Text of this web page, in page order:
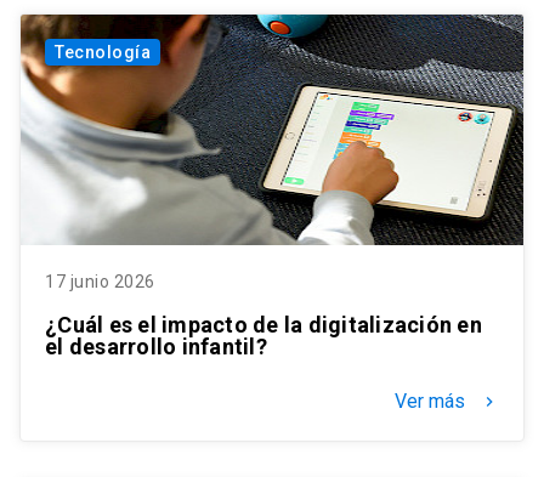
Tecnología
17 junio 2026
¿Cuál es el impacto de la digitalización en
el desarrollo infantil?
Ver más keyboard_arrow_right